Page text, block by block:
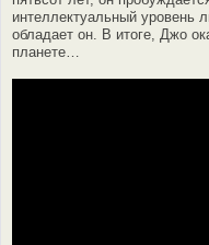
интеллектуальный уровень
обладает он. В итоге, Джо
планете…